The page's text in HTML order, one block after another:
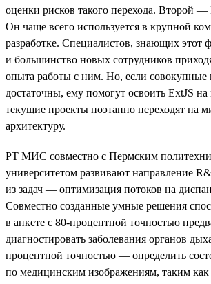
оценки рисков такого перехода. Второй —
Он чаще всего используется в крупной
разработке. Специалистов, знающих этот
и большинство новых сотрудников
опыта работы с ним. Но, если совокупные
достаточны, ему помогут освоить ExtJS
текущие проекты поэтапно переходят на
архитектуру.
РТ МИС совместно с Пермским
университетом развивают направление
из задач — оптимизация потоков на
Совместно созданные умные решения
в анкете с 80-процентной точностью
диагностировать заболевания органов
процентной точностью — определить
по медицинским изображениям, таким как